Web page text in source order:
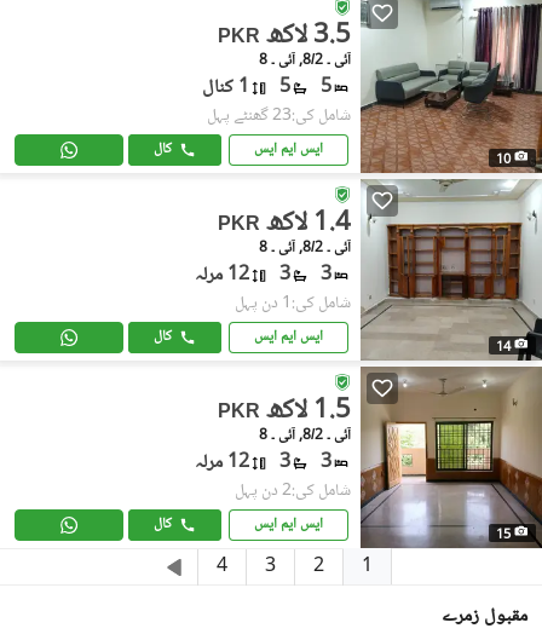
10
PKR 3.5 لاکھ
آئی ۔ 8/2, آئی ۔ 8
5
5 1 کنال
شامل کی:23 گھنٹے پہل
ایس ایم ایس کال
14
PKR 1.4 لاکھ
آئی ۔ 8/2, آئی ۔ 8
3
3 12 مرلہ
شامل کی:1 دن پہل
ایس ایم ایس کال
15
PKR 1.5 لاکھ
آئی ۔ 8/2, آئی ۔ 8
3
3 12 مرلہ
شامل کی:2 دن پہل
ایس ایم ایس کال
1
2
3
4
مقبول زمرے